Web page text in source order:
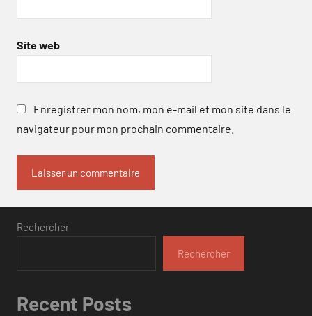
Site web
Enregistrer mon nom, mon e-mail et mon site dans le
navigateur pour mon prochain commentaire.
Rechercher
Rechercher
Recent Posts